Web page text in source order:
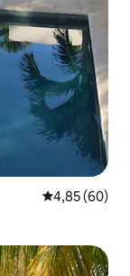
Évaluation
4,85 (60)